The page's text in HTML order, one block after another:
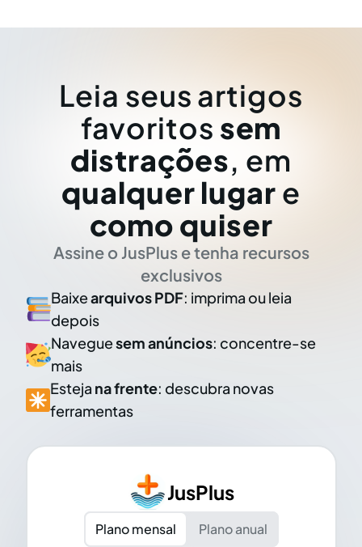
Leia seus artigos
favoritos sem
distrações, em
qualquer lugar e
como quiser
Assine o JusPlus e tenha recursos
exclusivos
Baixearquivos PDF: imprima ou leia
depois
Naveguesem anúncios: concentre-se
mais
Esteja na frente: descubra novas
ferramentas
JusPlus
Plano mensal
Plano anual